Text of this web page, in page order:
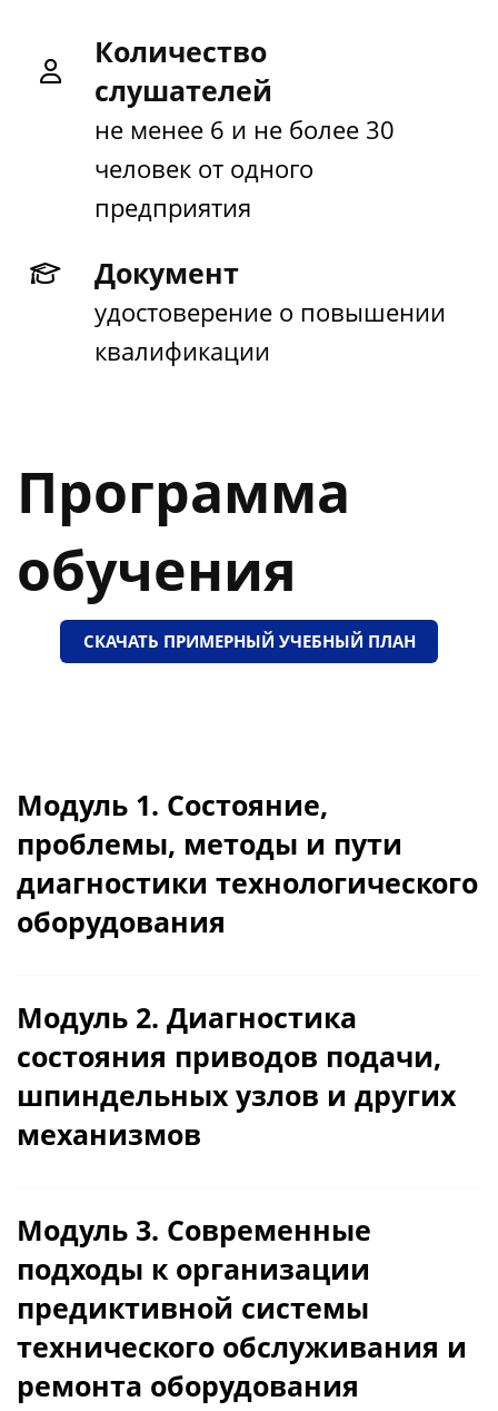
Количество
слушателей
не менее 6 и не более 30
человек от одного
предприятия
Документ
удостоверение о повышении
квалификации
Программа
обучения
СКАЧАТЬ ПРИМЕРНЫЙ УЧЕБНЫЙ ПЛАН
Модуль 1. Состояние,
проблемы, методы и пути
диагностики технологического
оборудования
методы и пути диагностики
технологического оборудования
Модуль 2. Диагностика
состояния приводов подачи,
шпиндельных узлов и других
механизмов
приводов
Тема 2.2. Диагностика состояния
шпиндельных узлов
Тема 2.3. Диагностика
вспомогательного оборудования
Модуль 3. Современные
подходы к организации
предиктивной системы
технического обслуживания и
ремонта оборудования